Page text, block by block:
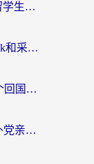
海外VPN中国：告别地域限制，留学生与华人如何轻松刷国内剧、玩国服？
海外党刷国内资源总卡？Quickback和采集蜂好用吗？这篇指南帮你避坑
ChickCN VPN和旋风VPN对比哪个回国效果更好？海外党亲测实用指南
ChickCN和Quickback哪个好？海外党亲测回国加速器，轻松解锁国内资源（附避坑指南）